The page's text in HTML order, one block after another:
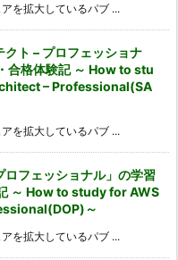
を拡大しているパブ ...
クト – プロフェッショナ
合格体験記 ～ How to stu
– Professional(SA
を拡大しているパブ ...
ロフェッショナル」の学習
～ How to study for AWS
～
を拡大しているパブ ...